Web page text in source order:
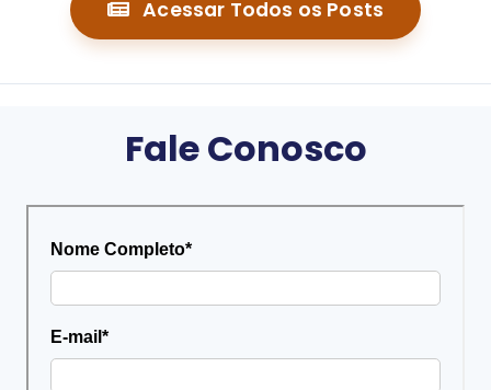
Acessar Todos os Posts
Fale Conosco